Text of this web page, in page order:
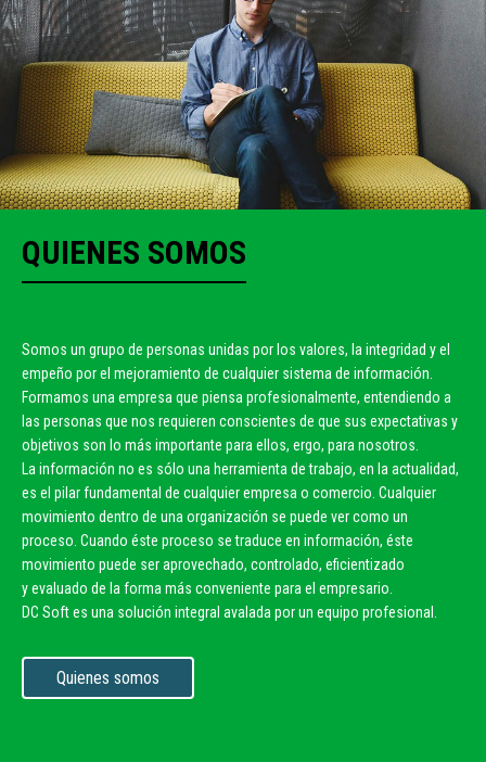
QUIENES SOMOS
Somos un grupo de personas unidas por los valores, la integridad y el
empeño por el mejoramiento de cualquier sistema de información.
Formamos una empresa que piensa profesionalmente, entendiendo a
las personas que nos requieren conscientes de que sus expectativas y
objetivos son lo más importante para ellos, ergo, para nosotros.
La información no es sólo una herramienta de trabajo, en la actualidad,
es el pilar fundamental de cualquier empresa o comercio. Cualquier
movimiento dentro de una organización se puede ver como un
proceso. Cuando éste proceso se traduce en información, éste
movimiento puede ser aprovechado, controlado, eficientizado
y evaluado de la forma más conveniente para el empresario.
DC Soft es una solución integral avalada por un equipo profesional.
Quienes somos